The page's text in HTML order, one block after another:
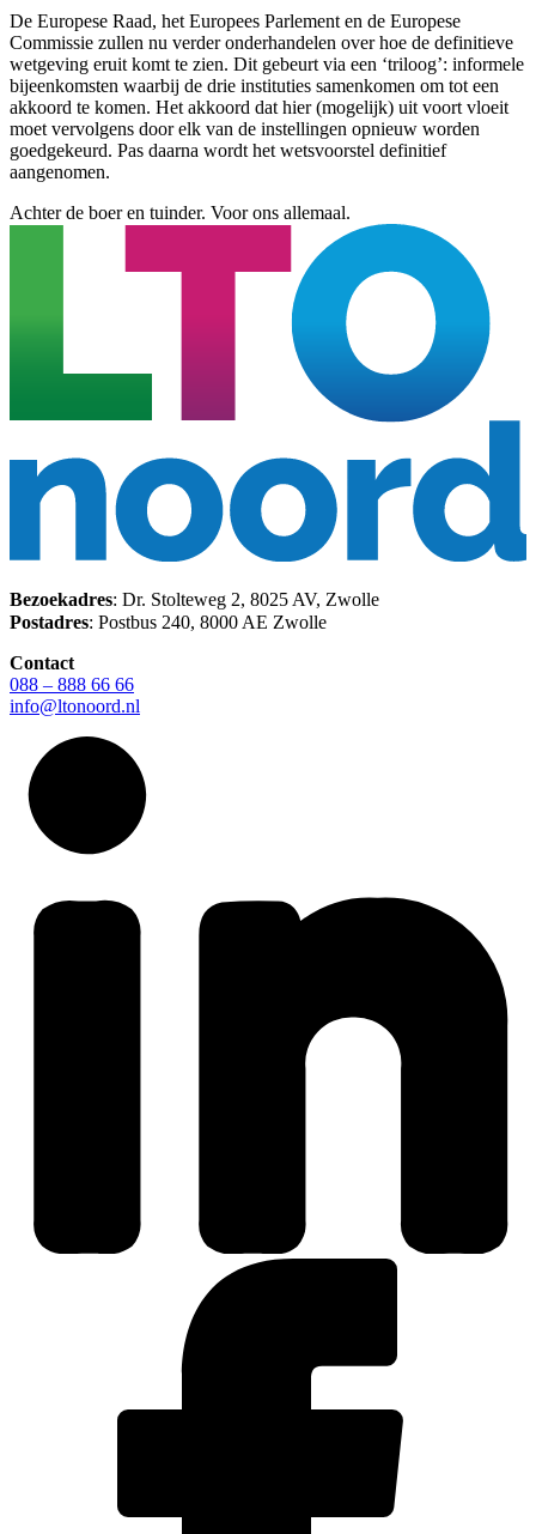
De Europese Raad, het Europees Parlement en de Europese
Commissie zullen nu verder onderhandelen over hoe de definitieve
wetgeving eruit komt te zien. Dit gebeurt via een ‘triloog’: informele
bijeenkomsten waarbij de drie instituties samenkomen om tot een
akkoord te komen. Het akkoord dat hier (mogelijk) uit voort vloeit
moet vervolgens door elk van de instellingen opnieuw worden
goedgekeurd. Pas daarna wordt het wetsvoorstel definitief
aangenomen.
Achter de boer en tuinder. Voor ons allemaal.
Bezoekadres: Dr. Stolteweg 2, 8025 AV, Zwolle
Postadres: Postbus 240, 8000 AE Zwolle
Contact
088 – 888 66 66
info@ltonoord.nl